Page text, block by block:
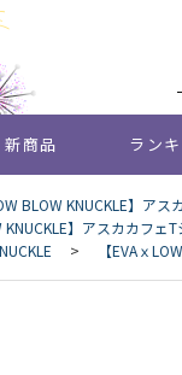
新商品 ラン
BLOW KNUCKLE】アス
KNUCKLE】アスカカフェT
> 【EVAｘ